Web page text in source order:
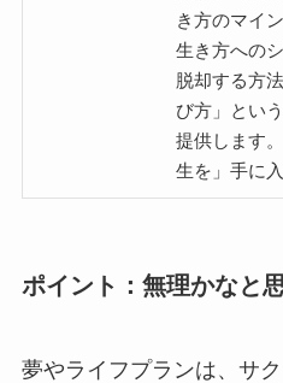
き方のマイ
生き方への
脱却する方
び方」とい
提供します
生を」手に
ポイント：無理かなと
夢やライフプランは、サ